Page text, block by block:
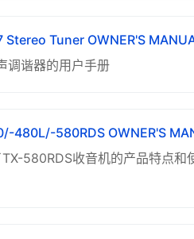
Stereo Tuner OWNER'S
调谐器的用户手册
480L/-580RDS OWNER'S
580RDS收音机的产品特点